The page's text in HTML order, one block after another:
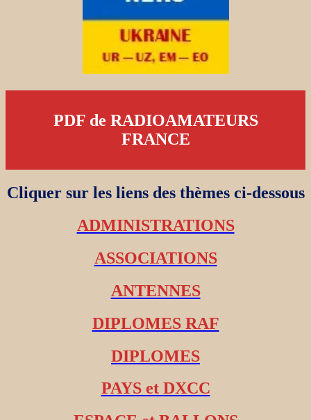
PDF de RADIOAMATEURS
FRANCE
Cliquer sur les liens des thèmes ci-dessous
ADMINISTRATIONS
ASSOCIATIONS
ANTENNES
DIPLOMES RAF
DIPLOMES
PAYS et DXCC